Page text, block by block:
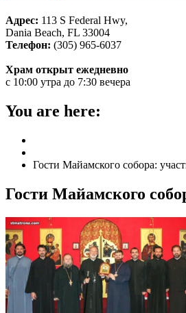
Адрес: 113 S Federal Hwy,
Dania Beach, FL 33004
Телефон: (305) 965-6037
Храм открыт ежедневно
с 10:00 утра до 7:30 вечера
You are here:
Гости Майамского собора:
Гости Майамского